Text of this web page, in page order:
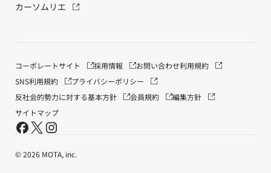
カーソムリエ
コーポレートサイト 採用情報 お問い合わせ利用規約
SNS利用規約
プライバシーポリシー
反社会的勢力に対する基本方針
会員規約
編集方針
サイトマップ
© 2026 MOTA, inc.